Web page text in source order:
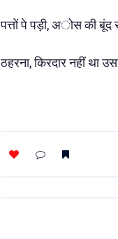
पत्तों पे पड़ी, अोस की बूंद
ठहरना, किरदार नहीं था